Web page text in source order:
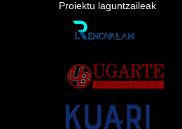
Proiektu laguntzaileak